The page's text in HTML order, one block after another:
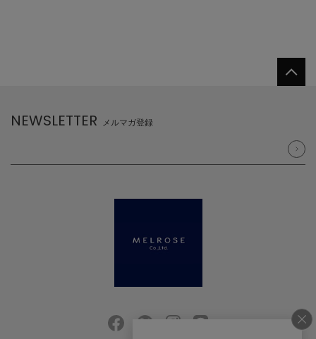
NEWSLETTER メルマガ登録